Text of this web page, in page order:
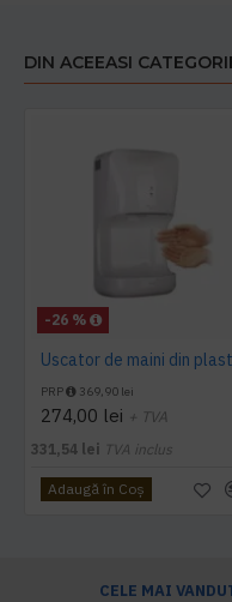
DIN ACEEASI
-26 %
PRP 369,90 lei
274,00 lei + TVA
331,54 lei TVA inclus
Adaugă în Coş
CELE MAI